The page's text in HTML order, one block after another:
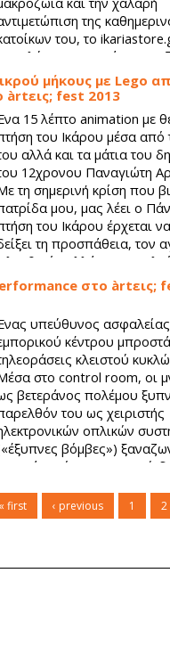
της
του, το
πολύτιμα μυστικά του ευ
μήκους με Lego
àrtεις; fest 2013
15 λέπτο animation με
του Ικάρου μέσα από
αλλά και τα μάτια του
12χρονου Παναγιώτη
τη σημερινή κρίση που
μου, μας λέει ο
του Ικάρου έρχεται
τη προσπάθεια, τον
αλλά και την
στο àrtεις;
υπεύθυνος ασφαλείας
κέντρου
κλειστού
στο control room, οι
βετεράνος πολέμου
του ως χειριστής
οπλικών
βόμβες»)
κόκκινο, και ενώ
« first ‹ previous 1 2